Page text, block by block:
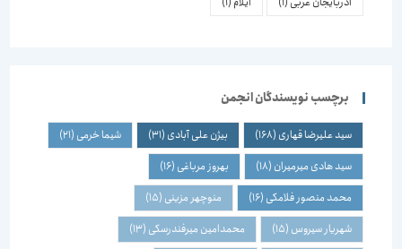
برچسب نویسندگان انجمن
سید علیرضا قهاری(168) بیژن علی آبادی(31) شیما خرمی(21)
سید هادی میرمیران(18) بهروز مرباغی(16)
محمد منصور فلامکی(16) منوچهر مزینی(15)
شهریار سیروس(15) محمدامین میرفندرسکی(13)